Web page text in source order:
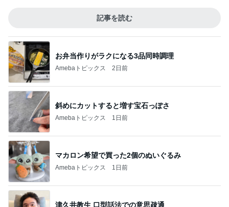
記事を読む
お弁当作りがラクになる3品同時調理
Amebaトピックス 2日前
斜めにカットすると増す宝石っぽさ
Amebaトピックス 1日前
マカロン希望で買った2個のぬいぐるみ
Amebaトピックス 1日前
津久井教生 口型話法での意思疎通